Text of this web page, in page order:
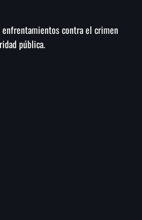
contra el crimen
pública.